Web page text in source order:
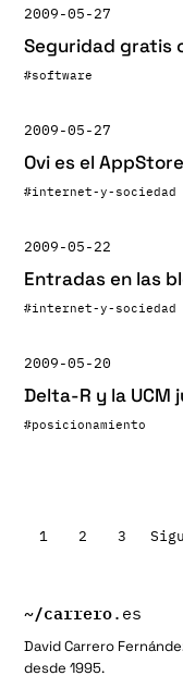
2009-05-27
Seguridad gratis
#software
2009-05-27
Ovi es el
#internet-y-sociedad
2009-05-22
Entradas en las
#internet-y-sociedad
2009-05-20
Delta-R y la
#posicionamiento
Paginación
entradas
1 2 3
~/carrero.es
David Carrero
desde 1995.